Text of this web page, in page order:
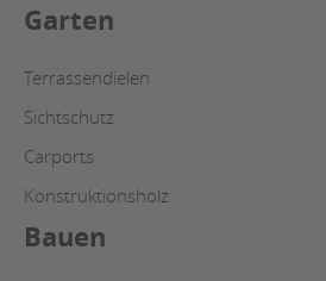
Garten
Terrassendielen
Sichtschutz
Carports
Konstruktionsholz
Bauen